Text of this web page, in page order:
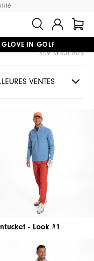
IN GOLF
309 RÉSULTATS
- Look #1